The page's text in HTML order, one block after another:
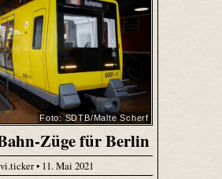
Foto: SDTB/Malte Scherf
Züge für Berlin
• 11. Mai 2021